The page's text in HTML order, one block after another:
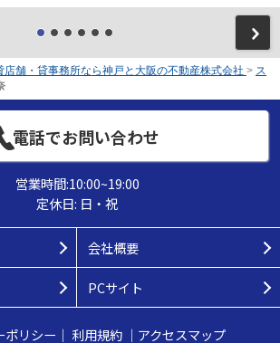
舗・貸事務所なら神戸と大阪の不動産株式会社 > ス
電話でお問い合わせ
営業時間:10:00~19:00
定休日: 日・祝
会社概要
PCサイト
ポリシー ｜ 利用規約｜ アクセスマップ